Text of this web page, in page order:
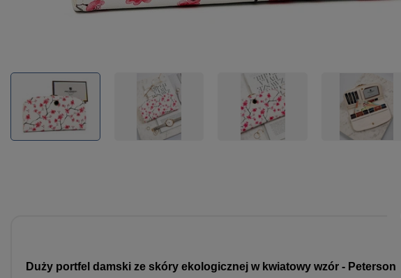
Duży portfel damski ze skóry ekologicznej w kwiatowy wzór - Peterson